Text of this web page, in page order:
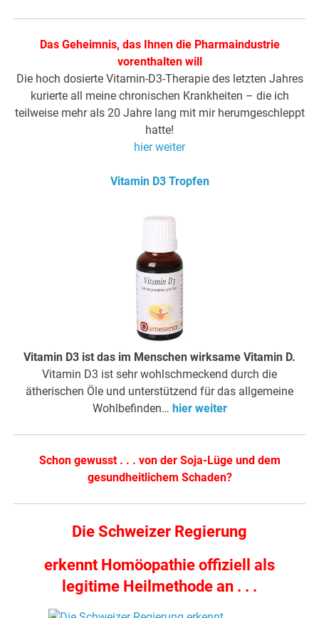
Das Geheimnis, das Ihnen die Pharmaindustrie
vorenthalten will
Die hoch dosierte Vitamin-D3-Therapie des letzten Jahres
kurierte all meine chronischen Krankheiten – die ich
teilweise mehr als 20 Jahre lang mit mir herumgeschleppt
hatte!
hier weiter
Vitamin D3 Tropfen
Vitamin D3 ist das im Menschen wirksame Vitamin D.
Vitamin D3 ist sehr wohlschmeckend durch die
ätherischen Öle und unterstützend für das allgemeine
Wohlbefinden… hier weiter
Schon gewusst . . . von der Soja-Lüge und dem
gesundheitlichem Schaden?
Die Schweizer Regierung
erkennt Homöopathie offiziell als
legitime Heilmethode an . . .